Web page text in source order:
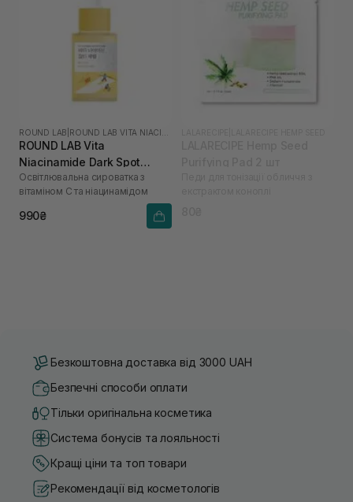
ROUND LAB
ROUND LAB Vita
Niacinamide Dark Spot
Serum 30 мл
Освітлювальна сироватка з
вітаміном C та ніацинамідом
990₴
Безкоштовна доставка від 3000 UAH
Безпечні способи оплати
Тільки оригінальна косметика
Система бонусів та лояльності
Кращі ціни та топ товари
Рекомендації від косметологів